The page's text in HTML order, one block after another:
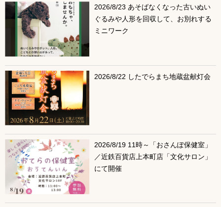
2026/8/23 あそばなくなった古いぬい
ぐるみや人形を回収して、お別れする
ミニワーク
2026/8/22 したでらまち地蔵盆献灯会
2026/8/19 11時～「おさんぽ保健室」
／近鉄百貨店上本町店「文化サロン」
にて開催